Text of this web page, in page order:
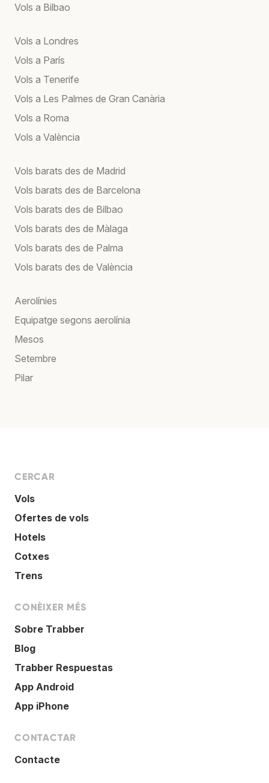
Vols a Bilbao
Vols a Londres
Vols a París
Vols a Tenerife
Vols a Les Palmes de Gran Canària
Vols a Roma
Vols a València
Vols barats des de Madrid
Vols barats des de Barcelona
Vols barats des de Bilbao
Vols barats des de Màlaga
Vols barats des de Palma
Vols barats des de València
Aerolínies
Equipatge segons aerolínia
Mesos
Setembre
Pilar
CERCAR
Vols
Ofertes de vols
Hotels
Cotxes
Trens
CONÈIXER MÉS
Sobre Trabber
Blog
Trabber Respuestas
App Android
App iPhone
CONTACTAR
Contacte